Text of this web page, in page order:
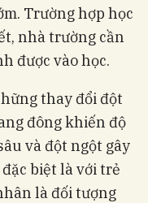
Trường hợp học
nhà trường cần
được vào học.
thay đổi đột
đông khiến độ
và đột ngột gây
biệt là với trẻ
là đối tượng